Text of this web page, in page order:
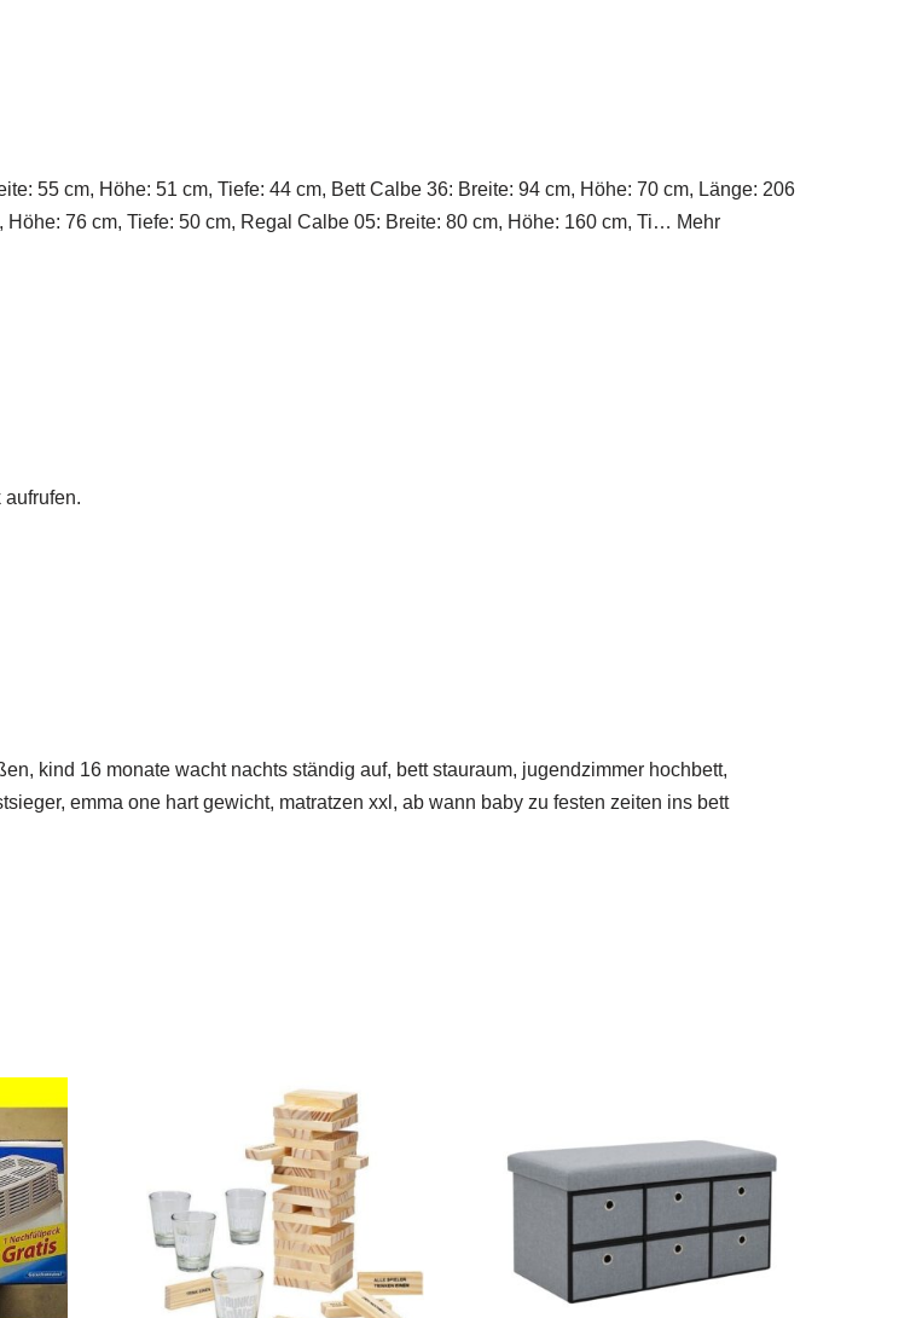
55 cm, Höhe: 51 cm, Tiefe: 44 cm, Bett Calbe 36: Breite: 94 cm, Höhe: 70 cm, Länge: 206
76 cm, Tiefe: 50 cm, Regal Calbe 05: Breite: 80 cm, Höhe: 160 cm, Ti… Mehr
kind 16 monate wacht nachts ständig auf, bett stauraum, jugendzimmer hochbett,
emma one hart gewicht, matratzen xxl, ab wann baby zu festen zeiten ins bett